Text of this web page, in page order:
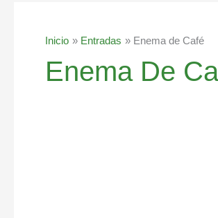
Inicio Entradas Enema de Café
Enema De